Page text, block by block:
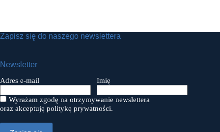
Zapisz się do naszego newslettera
Newsletter
Adres e-mail Imię
Wyrażam zgodę na otrzymywanie newslettera
oraz akceptuję politykę prywatności.